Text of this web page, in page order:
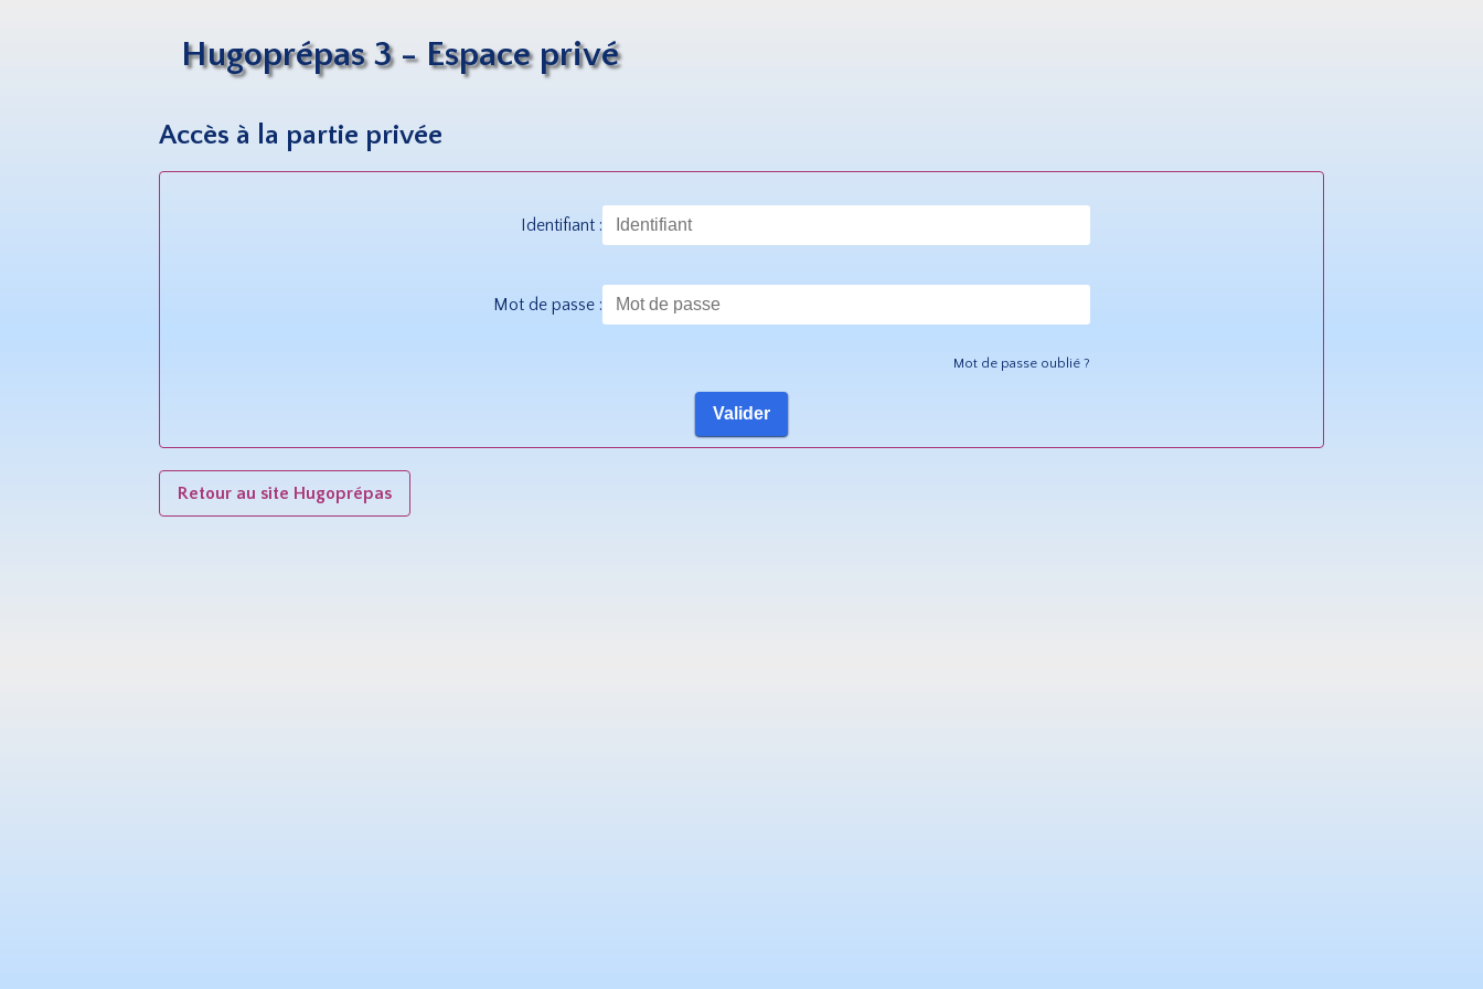
Hugoprépas 3 - Espace privé
Accès à la partie privée
Identifiant :
Mot de passe :
Mot de passe oublié ?
Retour au site Hugoprépas